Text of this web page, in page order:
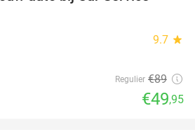
9.7 star
Regulier €89
€49,95